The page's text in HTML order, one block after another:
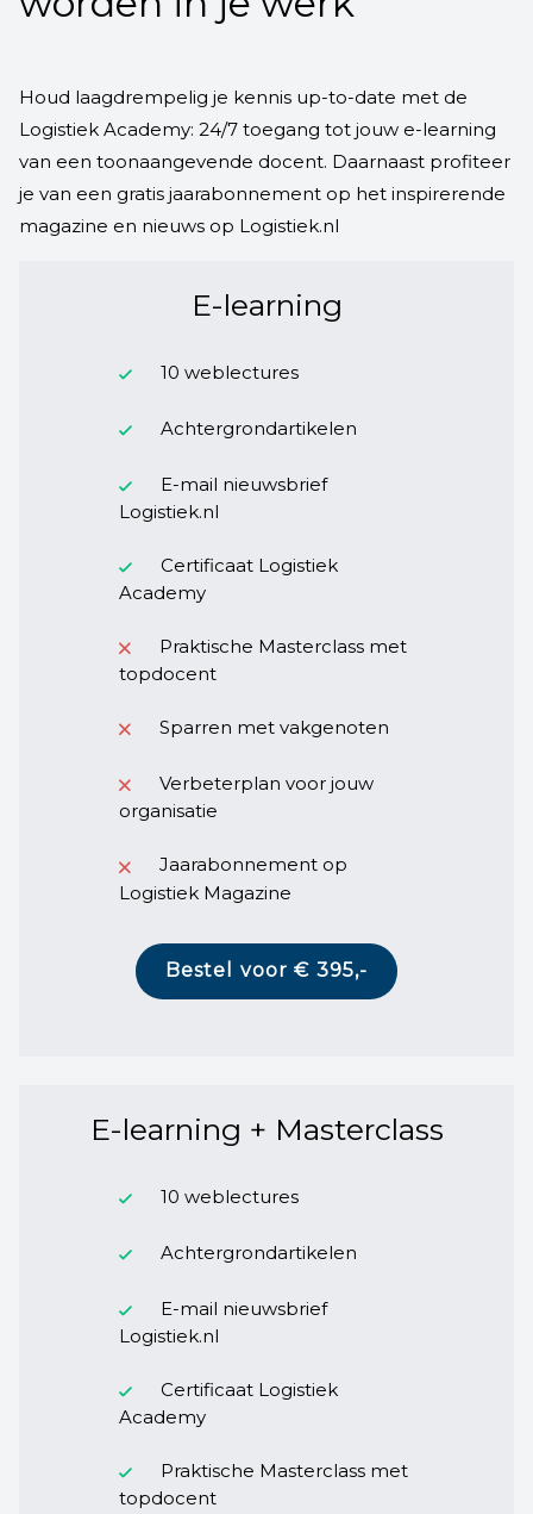
Houd laagdrempelig je kennis up-to-date met de
Logistiek Academy: 24/7 toegang tot jouw e-learning
van een toonaangevende docent. Daarnaast profiteer
je van een gratis jaarabonnement op het inspirerende
magazine en nieuws op Logistiek.nl
E-learning
10 weblectures
Achtergrondartikelen
E-mail nieuwsbrief
Logistiek.nl
Certificaat Logistiek
Academy
Praktische Masterclass met
topdocent
Sparren met vakgenoten
Verbeterplan voor jouw
organisatie
Jaarabonnement op
Logistiek Magazine
Bestel voor € 395,-
E-learning + Masterclass
10 weblectures
Achtergrondartikelen
E-mail nieuwsbrief
Logistiek.nl
Certificaat Logistiek
Academy
Praktische Masterclass met
topdocent